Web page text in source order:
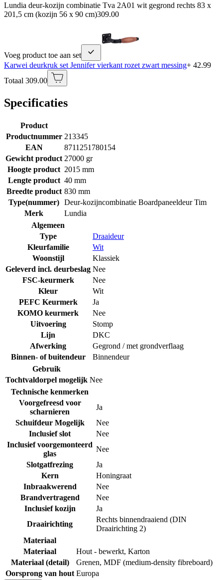
Lundia deur-kozijn combinatie Tva 2A01 wit gegrond rechts 83 x
201,5 cm (kozijn 56 x 90 cm)309.00
Voeg product toe aan set
Karwei deurkruk set Jennifer vierkant rozet zwart messing+ 42.99
Totaal 309.00
Specificaties
Product
Productnummer 213345
EAN
8711251780154
Gewicht product 27000 gr
Hoogte product 2015 mm
Lengte product 40 mm
Breedte product 830 mm
Type(nummer) Deur-kozijncombinatie Boardpaneeldeur Tim
Merk
Lundia
Algemeen
Type
Draaideur
Kleurfamilie
Wit
Woonstijl
Klassiek
Geleverd incl. deurbeslag Nee
FSC-keurmerk
Nee
Kleur
Wit
PEFC Keurmerk
Ja
KOMO keurmerk
Nee
Uitvoering
Stomp
Lijn
DKC
Afwerking
Gegrond / met grondverflaag
Binnen- of buitendeur
Binnendeur
Gebruik
Tochtvaldorpel mogelijk Nee
Technische kenmerken
Voorgefreesd voor
scharnieren
Ja
Schuifdeur Mogelijk
Nee
Inclusief slot
Nee
Inclusief voorgemonteerd
glas
Nee
Slotgatfrezing
Ja
Kern
Honingraat
Inbraakwerend
Nee
Brandvertragend
Nee
Inclusief kozijn
Ja
Draairichting
Rechts binnendraaiend (DIN
Draairichting 2)
Materiaal
Materiaal
Hout - bewerkt, Karton
Materiaal (detail)
Grenen, MDF (medium-density fibreboard)
Oorsprong van hout Europa